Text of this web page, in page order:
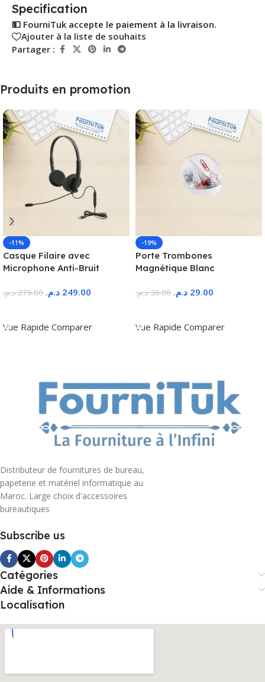
Specification
💵 FourniTuk accepte le paiement à la livraison.
Ajouter à la liste de souhaits
Partager :
Produits en promotion
-11%
Casque Filaire avec
Microphone Anti-Bruit
279.00 د.م. 249.00 د.م.
Vue Rapide Comparer
-19%
Porte Trombones
Magnétique Blanc
36.00 د.م. 29.00 د.م.
Vue Rapide Comparer
Distributeur de fournitures de bureau,
papeterie et matériel informatique au
Maroc. Large choix d'accessoires
bureautiques
Subscribe us
Catégories
Aide & Informations
Localisation